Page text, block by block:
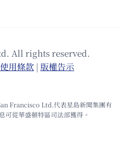
All rights reserved.
使⽤條款 | 版權告⽰
Francisco Ltd.代表星島新聞集團有
可從華盛頓特區司法部獲得。